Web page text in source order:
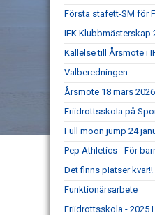
Första stafett-SM för
IFK Klubbmästerskap
Kallelse till Årsmöte i
Valberedningen
Årsmöte 18 mars 2026
Friidrottsskola på
Full moon jump 24
Pep Athletics - För
Det finns pIatser kvar!!
Funktionärsarbete
Friidrottsskola - 2025